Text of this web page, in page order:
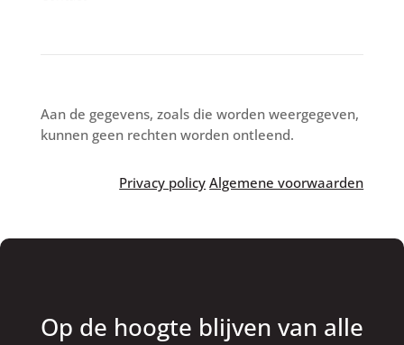
Aan de gegevens, zoals die worden weergegeven,
kunnen geen rechten worden ontleend.
Privacy policy Algemene voorwaarden
Op de hoogte blijven van alle